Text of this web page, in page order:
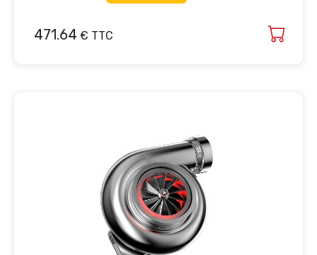
471.64 € TTC